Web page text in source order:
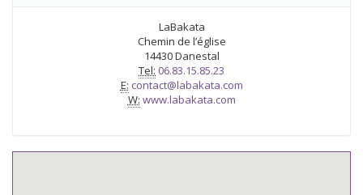
LaBakata
Chemin de l’église
14430 Danestal
Tel: 06.83.15.85.23
E: contact@labakata.com
W: www.labakata.com